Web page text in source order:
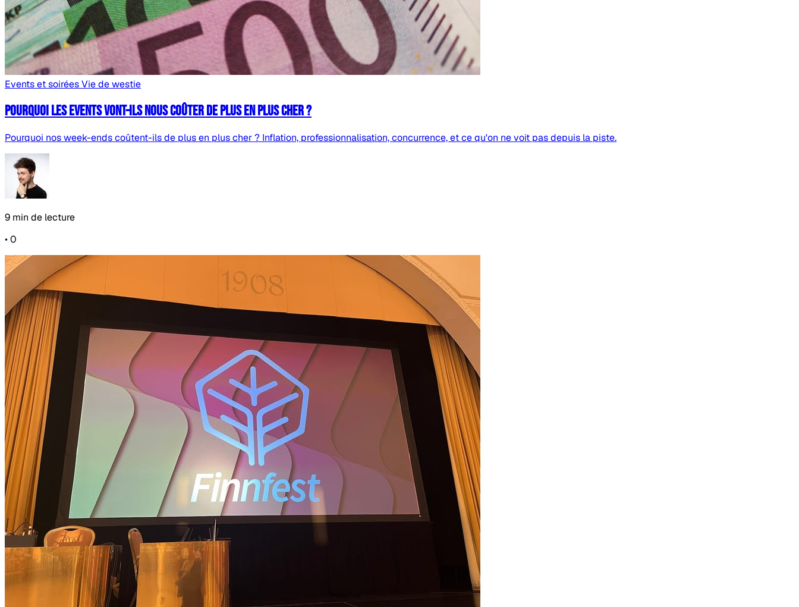
Events et soiréesVie de westie
Pourquoi les events vont-ils nous coûter de plus en plus cher ?
Pourquoi nos week-ends coûtent-ils de plus en plus cher ? Inflation, professionnalisation, concurrence, et ce qu'on ne voit pas depuis la piste.
9 min de lecture
•0